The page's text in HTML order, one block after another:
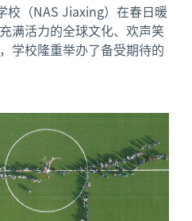
校（NAS Jiaxing）在春日暖
满活力的全球文化、欢声笑
学校隆重举办了备受期待的